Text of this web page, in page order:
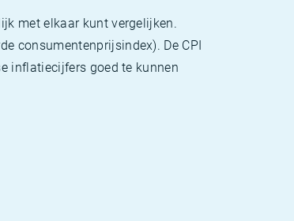
met elkaar kunt vergelijken.
consumentenprijsindex). De CPI
inflatiecijfers goed te kunnen